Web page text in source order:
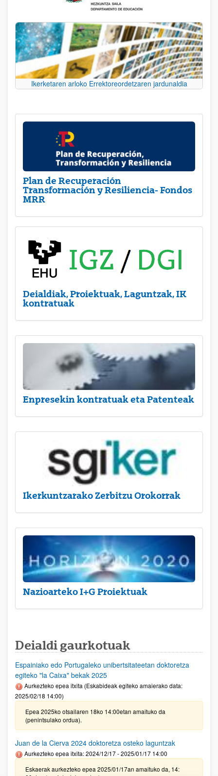
Ikerketaren arloko Errektoreordetzaren jardunaldia
Plan de Recuperación
Transformación y Resiliencia- Fondos
MRR
Deialdiak, Proiektuak, Laguntzak, IK
kontratuak
Enpresekin kontratuak eta Patenteak
Ikerkuntzarako Zerbitzu Orokorrak
Nazioarteko I+G Proiektuak
Deialdi gaurkotuak
Espainiako edo Portugaleko unibertsitateetan doktoretza
egiteko "la Caixa" bekak 2025
Aurkezteko epea itxita (Eskabideak egiteko amaierako data:
2025/02/18 14:00)
Epea 2025ko otsailaren 18ko 14:00etan amaituko da
(penintsulako ordua).
Juan de la Cierva 2024 doktoretza osteko laguntzak
Aurkezteko epea itxita: 2024/12/17 - 2025/01/17 14:00
Eskaerak aurkezteko epea 2025/01/17an amaituko da, 14: